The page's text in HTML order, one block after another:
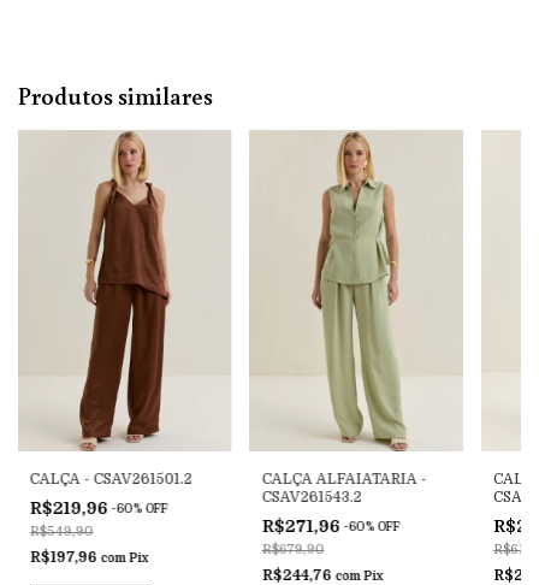
Produtos similares
CALÇA - CSAV261501.2
R$219,96 -60% OFF
R$549,90
R$197,96 com Pix
CALÇA ALFAIATARIA -
CSAV261543.2
R$271,96 -60% OFF
R$679,90
R$244,76 com Pix